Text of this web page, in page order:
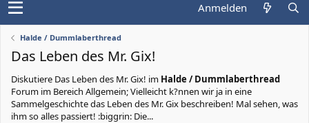
Anmelden
Halde / Dummlaberthread
Das Leben des Mr. Gix!
Diskutiere Das Leben des Mr. Gix! im Halde / Dummlaberthread
Forum im Bereich Allgemein; Vielleicht k?nnen wir ja in eine
Sammelgeschichte das Leben des Mr. Gix beschreiben! Mal sehen, was
ihm so alles passiert! :biggrin: Die...